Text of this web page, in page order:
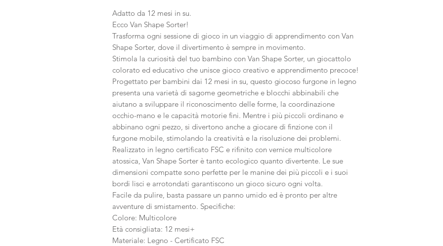
Adatto da 12 mesi in su.
Ecco Van Shape Sorter!
Trasforma ogni sessione di gioco in un viaggio di apprendimento con Van
Shape Sorter, dove il divertimento è sempre in movimento.
Stimola la curiosità del tuo bambino con Van Shape Sorter, un giocattolo
colorato ed educativo che unisce gioco creativo e apprendimento precoce!
Progettato per bambini dai 12 mesi in su, questo giocoso furgone in legno
presenta una varietà di sagome geometriche e blocchi abbinabili che
aiutano a sviluppare il riconoscimento delle forme, la coordinazione
occhio-mano e le capacità motorie fini. Mentre i più piccoli ordinano e
abbinano ogni pezzo, si divertono anche a giocare di finzione con il
furgone mobile, stimolando la creatività e la risoluzione dei problemi.
Realizzato in legno certificato FSC e rifinito con vernice multicolore
atossica, Van Shape Sorter è tanto ecologico quanto divertente. Le sue
dimensioni compatte sono perfette per le manine dei più piccoli e i suoi
bordi lisci e arrotondati garantiscono un gioco sicuro ogni volta.
Facile da pulire, basta passare un panno umido ed è pronto per altre
avventure di smistamento. Specifiche:
Colore: Multicolore
Età consigliata: 12 mesi+
Materiale: Legno - Certificato FSC